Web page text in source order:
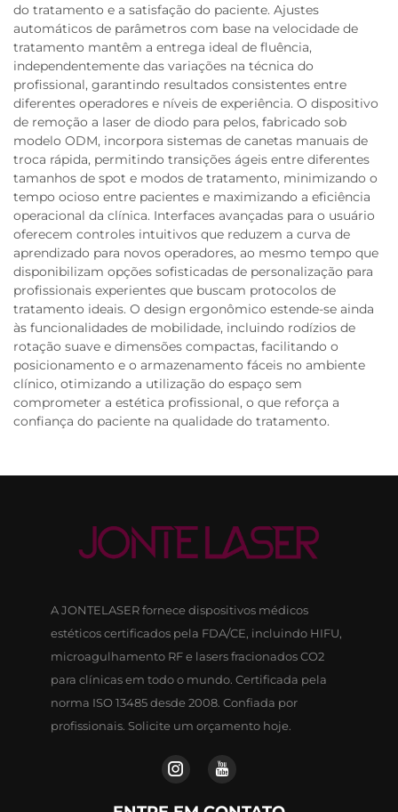
do tratamento e a satisfação do paciente. Ajustes
automáticos de parâmetros com base na velocidade de
tratamento mantêm a entrega ideal de fluência,
independentemente das variações na técnica do
profissional, garantindo resultados consistentes entre
diferentes operadores e níveis de experiência. O dispositivo
de remoção a laser de diodo para pelos, fabricado sob
modelo ODM, incorpora sistemas de canetas manuais de
troca rápida, permitindo transições ágeis entre diferentes
tamanhos de spot e modos de tratamento, minimizando o
tempo ocioso entre pacientes e maximizando a eficiência
operacional da clínica. Interfaces avançadas para o usuário
oferecem controles intuitivos que reduzem a curva de
aprendizado para novos operadores, ao mesmo tempo que
disponibilizam opções sofisticadas de personalização para
profissionais experientes que buscam protocolos de
tratamento ideais. O design ergonômico estende-se ainda
às funcionalidades de mobilidade, incluindo rodízios de
rotação suave e dimensões compactas, facilitando o
posicionamento e o armazenamento fáceis no ambiente
clínico, otimizando a utilização do espaço sem
comprometer a estética profissional, o que reforça a
confiança do paciente na qualidade do tratamento.
A JONTELASER fornece dispositivos médicos
estéticos certificados pela FDA/CE, incluindo HIFU,
microagulhamento RF e lasers fracionados CO2
para clínicas em todo o mundo. Certificada pela
norma ISO 13485 desde 2008. Confiada por
profissionais. Solicite um orçamento hoje.